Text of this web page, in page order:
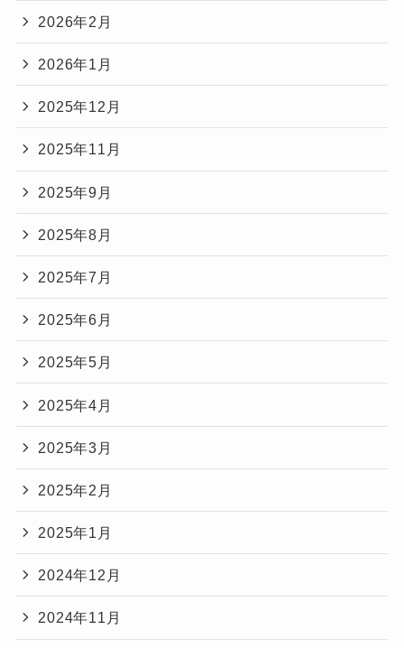
2026年2月
2026年1月
2025年12月
2025年11月
2025年9月
2025年8月
2025年7月
2025年6月
2025年5月
2025年4月
2025年3月
2025年2月
2025年1月
2024年12月
2024年11月